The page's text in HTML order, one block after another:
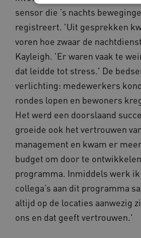
sensor die ’s nachts
registreert. 'Uit gesprekken
voren hoe zwaar de
Kayleigh. 'Er waren vaak te
dat leidde tot stress.' De
verlichting: medewerkers
rondes lopen en bewoners
Het werd een doorslaand
groeide ook het vertrouwen
management en kwam er
budget om door te
programma. Inmiddels werk
collega’s aan dit programma
altijd op de locaties aanwezig
ons en dat geeft vertrouwen.'
Noodzakelijke cookies
Marketing cookies
Deze functionele en technische
worden altijd geplaatst en maken
op uw privacy.
UMB_SESSION
BCSessionID